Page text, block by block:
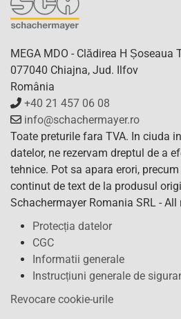
MEGA MDO - Clădirea H Șoseaua
077040 Chiajna, Jud. Ilfov
România
+40 21 457 06 08
info@schachermayer.ro
Toate preturile fara TVA. In ciuda
datelor, ne rezervam dreptul de a
tehnice. Pot sa apara erori,
continut de text de la produsul
Schachermayer Romania SRL - All
Protecția datelor
CGC
Informatii generale
Instrucțiuni generale de
Revocare cookie-urile